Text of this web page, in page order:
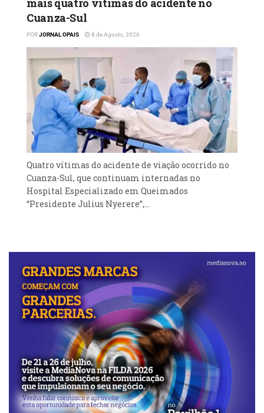
Cuanza-Sul
PORJORNAL OPAIS 8 de Agosto, 2026
Quatro vítimas do acidente de viação ocorrido no
Cuanza-Sul, que continuam internadas no
Hospital Especializado em Queimados
“Presidente Julius Nyerere”,...